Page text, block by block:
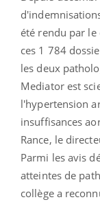
été rendu par le
ces 1 784
les deux
Mediator est
l'hypertension
insuffisances
Rance, le
Parmi les avis
atteintes de
collège a